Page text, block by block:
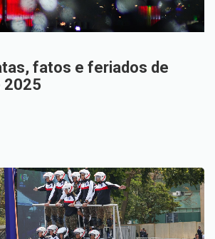
fatos e feriados de
2025